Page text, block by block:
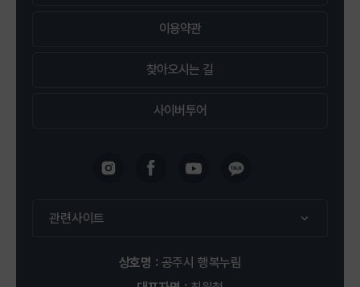
평생학습관
공주시 행복누림 평생학습관 2층 차&제빵실
이용약관
찾아오시는 길
사이버투어
관련사이트
상호명 : 공주시 행복누림